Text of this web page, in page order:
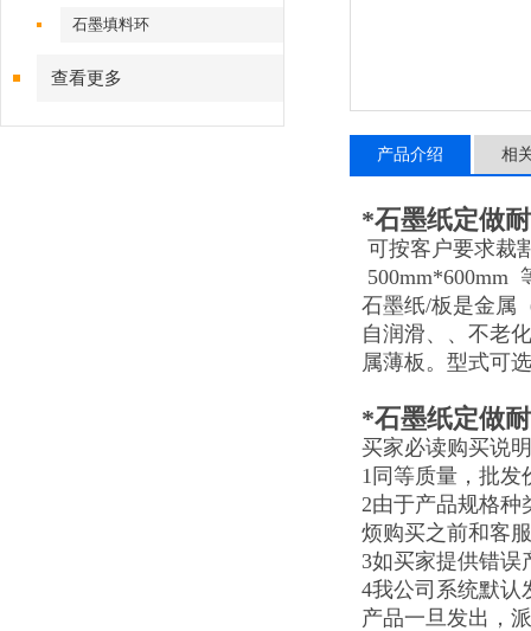
石墨填料环
查看更多
产品介绍 相
*石墨纸定做
可按客户要求裁
500mm*600mm
石墨纸/板是金属
自润滑、、不老
属薄板。型式可
*石墨纸定做
买家必读购买说
1同等质量，批发
2由于产品规格种
烦购买之前和客
3如买家提供错误
4我公司系统默认
产品一旦发出，